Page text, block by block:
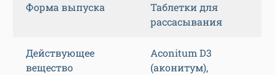
Форма выпуска
Таблетки для
рассасывания
Действующее
вещество
Aconitum D3
(аконитум),